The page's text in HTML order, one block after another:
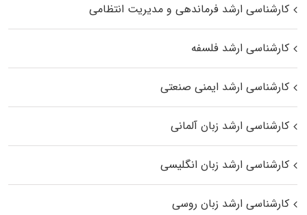
کارشناسی ارشد فرماندهی و مدیریت انتظامی
کارشناسی ارشد فلسفه
کارشناسی ارشد ایمنی صنعتی
کارشناسی ارشد زبان آلمانی
کارشناسی ارشد زبان انگلیسی
کارشناسی ارشد زبان روسی